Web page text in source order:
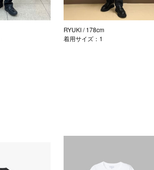
RYUKI/ 178cm
着用サイズ：1